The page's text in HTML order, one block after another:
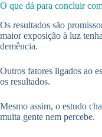
O que dá para concluir
Os resultados são
maior exposição à luz
demência.
Outros fatores ligados ao
os resultados.
Mesmo assim, o estudo
muita gente nem percebe.